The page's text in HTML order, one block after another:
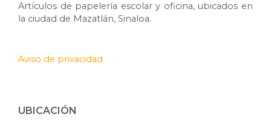
Artículos de papelería escolar y oficina, ubicados en
la ciudad de Mazatlán, Sinaloa.
Aviso de privacidad
UBICACIÓN